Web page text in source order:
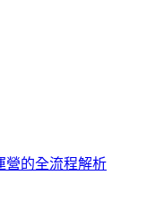
營的全流程解析